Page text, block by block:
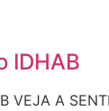
IDHAB
VEJA A